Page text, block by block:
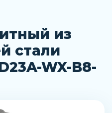
из
стали
WX-B8-